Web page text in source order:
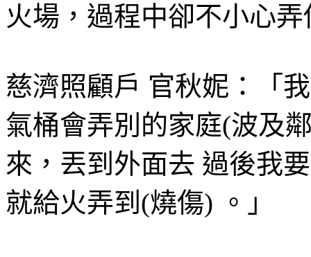
火場，過程中卻不小心
慈濟照顧戶 官秋妮：「
氣桶會弄別的家庭(波及
來，丟到外面去 過後我
就給火弄到(燒傷) 。」